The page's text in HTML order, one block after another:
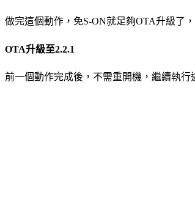
做完這個動作，免S-ON就足夠OTA升級了
OTA升級至2.2.1
前一個動作完成後，不需重開機，繼續執行